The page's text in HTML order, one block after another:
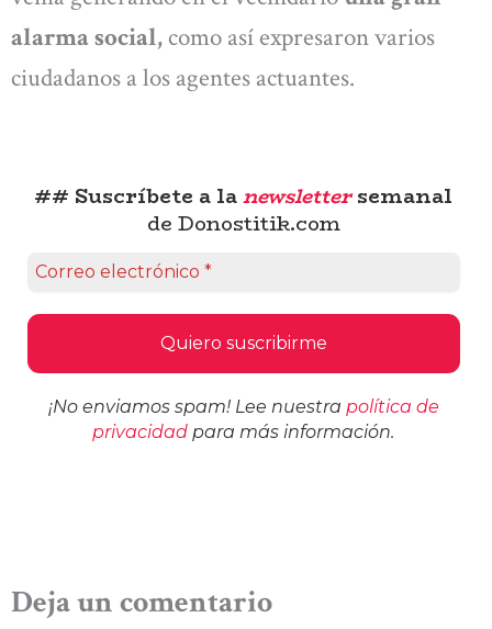
alarma social, como así expresaron varios
ciudadanos a los agentes actuantes.
## Suscríbete a lanewslettersemanal
de Donostitik.com
¡No enviamos spam! Lee nuestra política de
privacidad para más información.
Deja un comentario